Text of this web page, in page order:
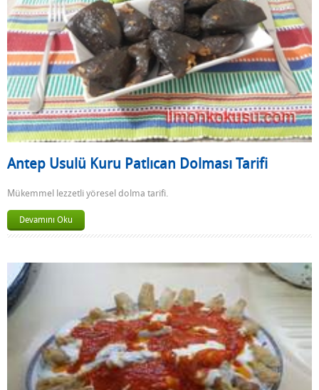
Antep Usulü Kuru Patlıcan Dolması Tarifi
Mükemmel lezzetli yöresel dolma tarifi.
Devamını Oku